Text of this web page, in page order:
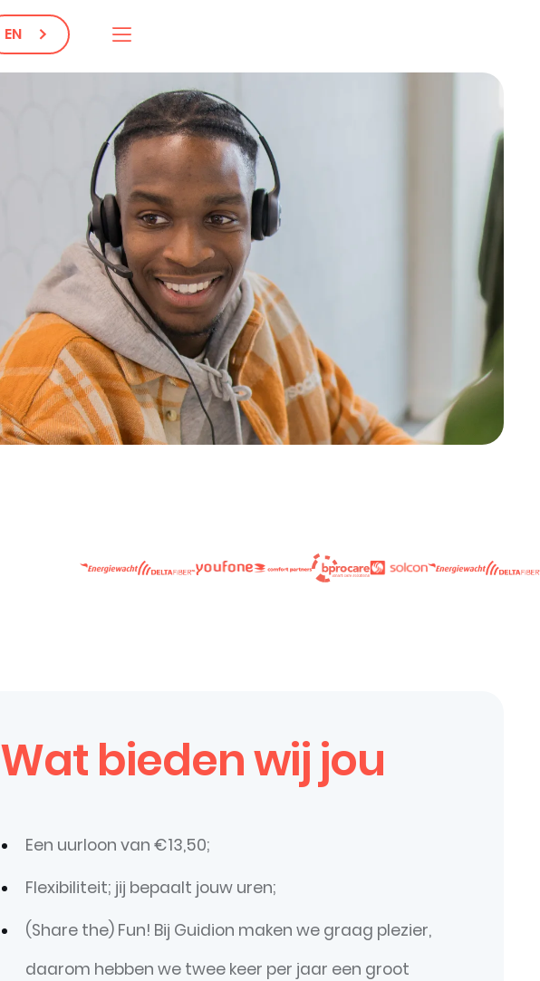
EN
Wat bieden wij jou
Een uurloon van €13,50;
Flexibiliteit; jij bepaalt jouw uren;
(Share the) Fun! Bij Guidion maken we graag plezier,
daarom hebben we twee keer per jaar een groot